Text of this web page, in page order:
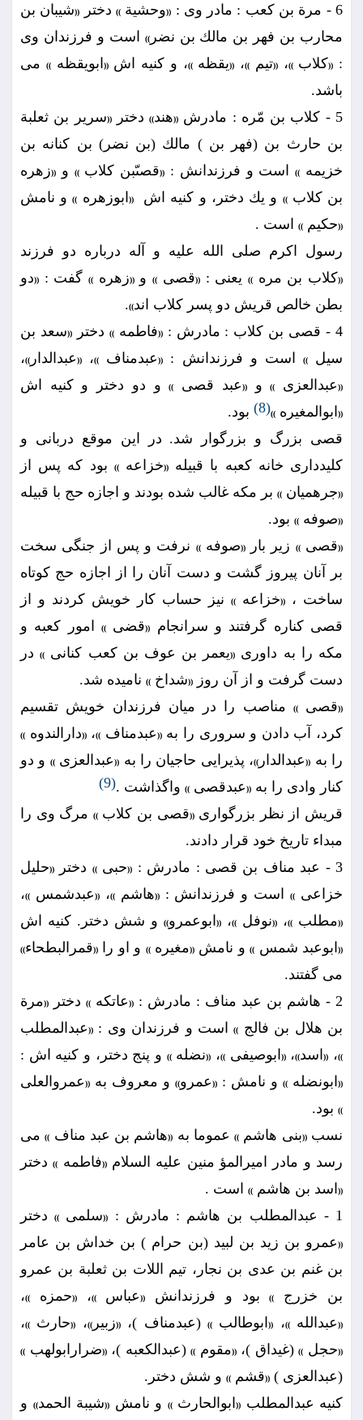
6 - مرة بن كعب : مادر وى :
((وحشية)) دختر ((شيبان بن
محارب بن فهر بن مالك بن نضر))
است و فرزندان وى
:
((كلاب))،((تيم ))، ((يقظه))، و كنيه اش(( ابويقظه))
مى
باشد.
5 - كلاب بن مّره : مادرش
((هند))دختر((سرير بن ثعلبة
بن حارث بن (فهر بن ) مالك (بن نضر) بن كنانه بن
خزيمه
))است و فرزندانش : ((قصىّبن كلاب)) و ((زهره
بن كلاب)) و يك دختر، و كنيه اش ‍(( ابوزهره ))و نامش
((حكيم ))
است .
رسول اكرم صلى الله عليه و آله درباره دو فرزند
((كلاب بن مره)) يعنى :((قصى ))و((زهره ))گفت : ((دو
بطن خالص قريش دو پسر كلاب اند))
.
4 - قصى بن كلاب : مادرش :
((فاطمه)) دختر((سعد بن
سيل)) است و فرزندانش : ((عبدمناف ))، ((عبدالدار ))،
((عبدالعزى ))و((عبد قصى ))و دو دختر و كنيه اش
(( ابوالمغيره ))
(8)
بود.
قصى بزرگ و بزرگوار شد. در اين موقع دربانى و
كليددارى خانه كعبه با قبيله
((خزاعه)) بود كه پس از
((جرهميان )) بر مكه غالب شده بودند و اجازه حج با قبيله
((صوفه )) بود.
((قصى)) زير بار((صوفه))
نرفت و پس از جنگى سخت
بر آنان پيروز گشت و دست آنان را از اجازه حج كوتاه
ساخت ،
((خزاعه ))
نيز حساب كار خويش كردند و از
قصى كناره گرفتند و سرانجام
((قضى ))
امور كعبه و
مكه را به داورى
((يعمر بن عوف بن كعب كنانى ))در
دست گرفت و از آن روز
((شداخ )) ناميده شد.
((قصى))
مناصب را در ميان فرزندان خويش تقسيم
كرد، آب دادن و سرورى را به((عبدمناف ))،((دارالندوه ))
را به ((عبدالدار ))، پذيرايى حاجيان را به ((عبدالعزى))
و دو
كنار وادى را به ((عبدقصى )) واگذاشت .(9)
قريش از نظر بزرگوارى((قصى بن كلاب))
مرگ وى را
مبداء تاريخ خود قرار دادند.
3 - عبد مناف بن قصى : مادرش :
((حبى)) دختر ((حليل
خزاعى
))است و فرزندانش :((هاشم))،((عبدشمس ))،
((مطلب ))، ((نوفل ))، (( ابوعمرو)) و شش دختر. كنيه اش
((ابوعبد شمس ))و نامش ((مغيره)) و او را ((قمرالبطحاء))
مى گفتند.
2 - هاشم بن عبد مناف : مادرش :
((عاتكه )) دختر ((مرة
بن هلال بن فالج
))است و فرزندان وى : ((عبدالمطلب
))، ((اسد))،(( ابوصيفى ))، ((نضله)) و پنج دختر، و كنيه اش :
(( ابونضله )) و نامش : ((عمرو)) و معروف به ((عمروالعلى
)) بود.
نسب((بنى هاشم ))عموما به ((هاشم بن عبد مناف ))مى
رسد و مادر اميرالمؤ منين عليه السلام((فاطمه ))دختر
(( اسد بن هاشم ))
است .
1 - عبدالمطلب بن هاشم : مادرش :
((سلمى ))دختر
((عمرو بن زيد بن لبيد (بن حرام ) بن خداش بن عامر
بن غنم بن عدى بن نجار، تيم اللات بن ثعلبة بن عمرو
بن خزرج
))بود و فرزندانش ((عباس))،((حمزه ))،
((عبدالله))، ((ابوطالب)) (عبدمناف )،((زبير))، ((حارث ))،
((حجل ))(غيداق )،((مقوم ))(عبدالكعبه )،((ضرارابولهب ))
(عبدالعزى ) ((قشم )) و شش دختر.
كنيه عبدالمطلب
(( ابوالحارث)) و نامش ((شيبة الحمد)) و